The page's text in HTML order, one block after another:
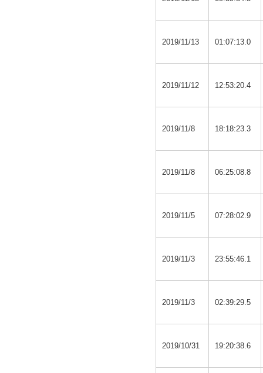
2019/11/13 01:07:13.0
2019/11/12 12:53:20.4
2019/11/8 18:18:23.3
2019/11/8 06:25:08.8
2019/11/5 07:28:02.9
2019/11/3 23:55:46.1
2019/11/3 02:39:29.5
2019/10/31 19:20:38.6